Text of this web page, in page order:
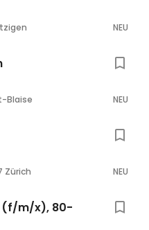
NEU
Blaise NEU
Zürich NEU
(f/m/x), 80-